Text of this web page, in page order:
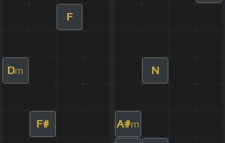
F
Dm N
F# A#m